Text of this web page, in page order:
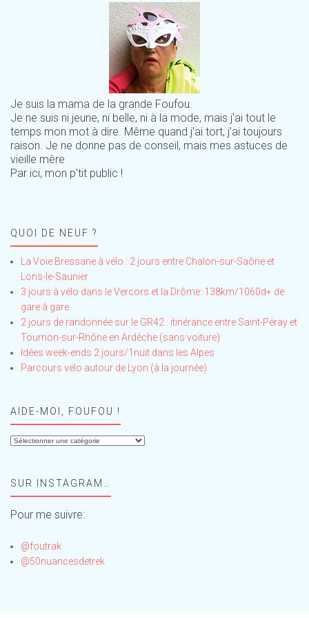
Je suis la mama de la grande Foufou.
Je ne suis ni jeune, ni belle, ni à la mode, mais j'ai tout le
temps mon mot à dire. Même quand j'ai tort, j'ai toujours
raison. Je ne donne pas de conseil, mais mes astuces de
vieille mère
Par ici, mon p'tit public !
QUOI DE NEUF ?
La Voie Bressane à vélo : 2 jours entre Chalon-sur-Saône et
Lons-le-Saunier
3 jours à vélo dans le Vercors et la Drôme: 138km/1060d+ de
gare à gare
2 jours de randonnée sur le GR42 : itinérance entre Saint-Péray et
Tournon-sur-Rhône en Ardèche (sans voiture)
Idées week-ends 2 jours/1nuit dans les Alpes
Parcours vélo autour de Lyon (à la journée)
AIDE-MOI, FOUFOU !
Aide-
!SUR INSTAGRAM…
Pour me suivre:
@foutrak
@50nuancesdetrek